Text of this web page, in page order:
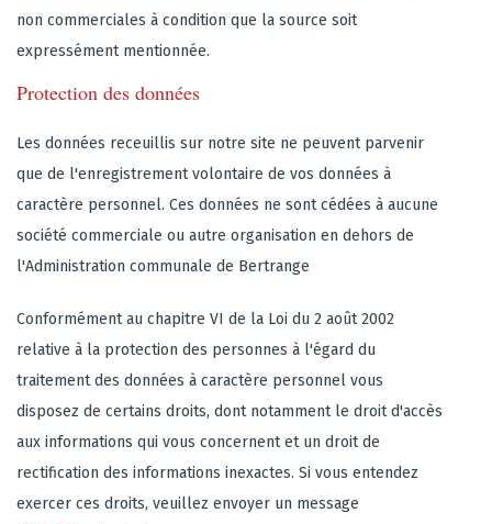
non commerciales à condition que la source soit
expressément mentionnée.
Protection des données
Les données receuillis sur notre site ne peuvent parvenir
que de l'enregistrement volontaire de vos données à
caractère personnel. Ces données ne sont cédées à aucune
société commerciale ou autre organisation en dehors de
l'Administration communale de Bertrange
Conformément au chapitre VI de la Loi du 2 août 2002
relative à la protection des personnes à l'égard du
traitement des données à caractère personnel vous
disposez de certains droits, dont notamment le droit d'accès
aux informations qui vous concernent et un droit de
rectification des informations inexactes. Si vous entendez
exercer ces droits, veuillez envoyer un message